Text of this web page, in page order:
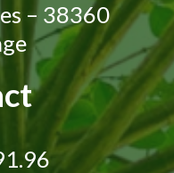
– 38360